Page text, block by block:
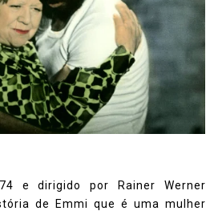
e dirigido por Rainer Werner
de Emmi que é uma mulher